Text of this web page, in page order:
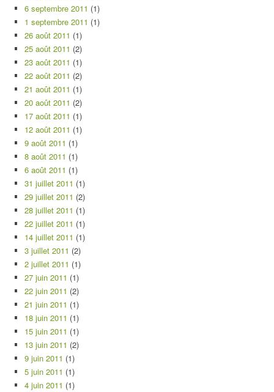
6 septembre 2011 (1)
1 septembre 2011 (1)
26 août 2011 (1)
25 août 2011 (2)
23 août 2011 (1)
22 août 2011 (2)
21 août 2011 (1)
20 août 2011 (2)
17 août 2011 (1)
12 août 2011 (1)
9 août 2011 (1)
8 août 2011 (1)
6 août 2011 (1)
31 juillet 2011 (1)
29 juillet 2011 (2)
28 juillet 2011 (1)
22 juillet 2011 (1)
14 juillet 2011 (1)
3 juillet 2011 (2)
2 juillet 2011 (1)
27 juin 2011 (1)
22 juin 2011 (2)
21 juin 2011 (1)
18 juin 2011 (1)
15 juin 2011 (1)
13 juin 2011 (2)
9 juin 2011 (1)
5 juin 2011 (1)
4 juin 2011 (1)